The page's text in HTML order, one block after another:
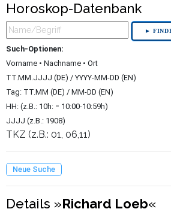
Horoskop-Datenbank
Such-Optionen:
Vorname • Nachname • Ort
TT.MM.JJJJ (DE) / YYYY-MM-DD (EN)
Tag: TT.MM (DE) / MM-DD (EN)
HH: (z.B.: 10h: = 10:00-10:59h)
JJJJ (z.B.: 1908)
TKZ (z.B.: 01, 06,11)
Neue Suche
Details »Richard Loeb«